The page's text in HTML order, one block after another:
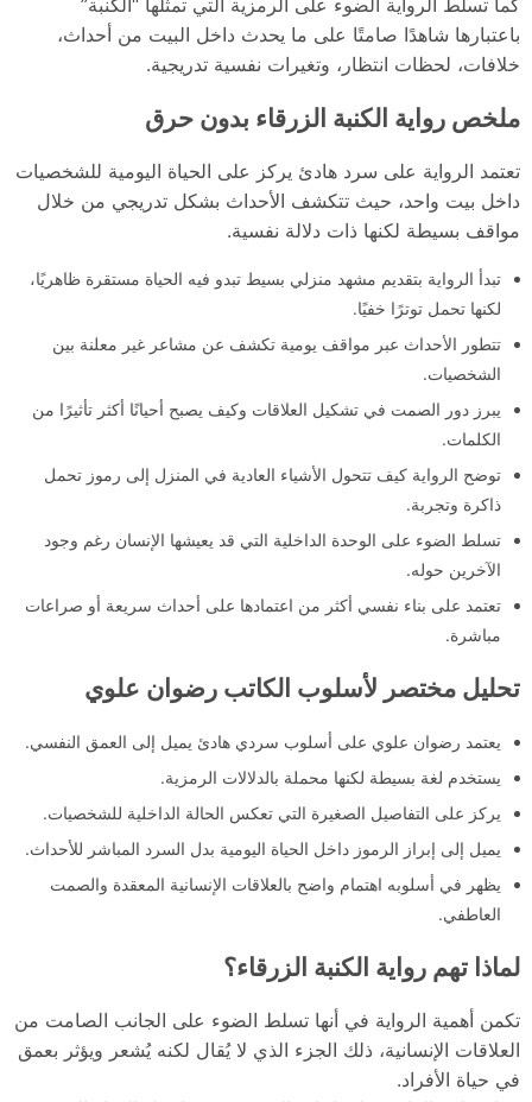
باعتبارها شاهدًا صامتًا على ما يحدث داخل البيت من أحداث،
خلافات، لحظات انتظار، وتغيرات نفسية تدريجية.
ملخص رواية الكنبة الزرقاء بدون حرق
تعتمد الرواية على سرد هادئ يركز على الحياة اليومية للشخصيات
داخل بيت واحد، حيث تتكشف الأحداث بشكل تدريجي من خلال
مواقف بسيطة لكنها ذات دلالة نفسية.
تبدأ الرواية بتقديم مشهد منزلي بسيط تبدو فيه الحياة مستقرة ظاهريًا،
لكنها تحمل توترًا خفيًا.
تتطور الأحداث عبر مواقف يومية تكشف عن مشاعر غير معلنة بين
الشخصيات.
يبرز دور الصمت في تشكيل العلاقات وكيف يصبح أحيانًا أكثر تأثيرًا من
الكلمات.
توضح الرواية كيف تتحول الأشياء العادية في المنزل إلى رموز تحمل
ذاكرة وتجربة.
تسلط الضوء على الوحدة الداخلية التي قد يعيشها الإنسان رغم وجود
الآخرين حوله.
تعتمد على بناء نفسي أكثر من اعتمادها على أحداث سريعة أو صراعات
مباشرة.
تحليل مختصر لأسلوب الكاتب رضوان علوي
يعتمد رضوان علوي على أسلوب سردي هادئ يميل إلى العمق النفسي.
يستخدم لغة بسيطة لكنها محملة بالدلالات الرمزية.
يركز على التفاصيل الصغيرة التي تعكس الحالة الداخلية للشخصيات.
يميل إلى إبراز الرموز داخل الحياة اليومية بدل السرد المباشر للأحداث.
يظهر في أسلوبه اهتمام واضح بالعلاقات الإنسانية المعقدة والصمت
العاطفي.
لماذا تهم رواية الكنبة الزرقاء؟
تكمن أهمية الرواية في أنها تسلط الضوء على الجانب الصامت من
العلاقات الإنسانية، ذلك الجزء الذي لا يُقال لكنه يُشعر ويؤثر بعمق
في حياة الأفراد.